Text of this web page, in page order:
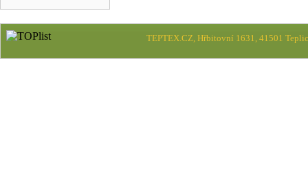
TEPTEX.CZ, Hřbitovní 1631, 41501